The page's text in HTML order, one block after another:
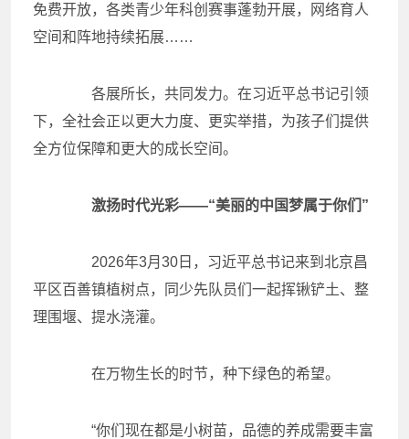
免费开放，各类青少年科创赛事蓬勃开展，网络育人
空间和阵地持续拓展……
各展所长，共同发力。在习近平总书记引领
下，全社会正以更大力度、更实举措，为孩子们提供
全方位保障和更大的成长空间。
激扬时代光彩——“美丽的中国梦属于你们”
2026年3月30日，习近平总书记来到北京昌
平区百善镇植树点，同少先队员们一起挥锹铲土、整
理围堰、提水浇灌。
在万物生长的时节，种下绿色的希望。
“你们现在都是小树苗，品德的养成需要丰富